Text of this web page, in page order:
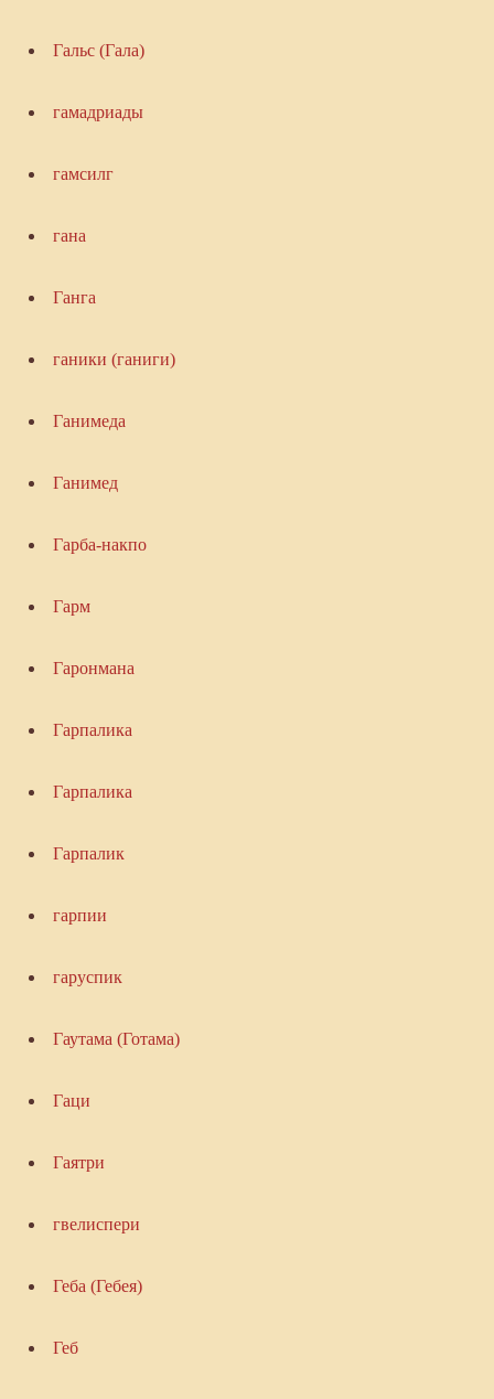
Гальс (Гала)
гамадриады
гамсилг
гана
Ганга
ганики (ганиги)
Ганимеда
Ганимед
Гарба-накпо
Гарм
Гаронмана
Гарпалика
Гарпалика
Гарпалик
гарпии
гаруспик
Гаутама (Готама)
Гаци
Гаятри
гвелиспери
Геба (Гебея)
Геб